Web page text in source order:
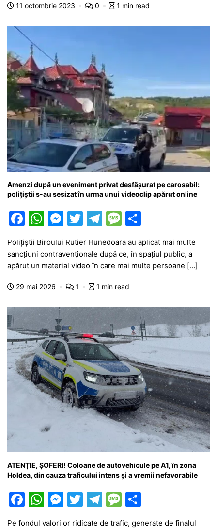
o
k
p g
m
e ă
11 octombrie 2023 0 1 min read
Amenzi după un eveniment privat desfășurat pe carosabil:
polițiștii s-au sesizat în urma unui videoclip apărut online
F
a
c
e
b
o
k
W
at
s
A
p
M
s
s
e
g
er
T
itt
er
T
e
gr
a
M
s
s
a
e
ar
ta
je
ă
Polițiștii Biroului Rutier Hunedoara au aplicat mai multe
sancțiuni contravenționale după ce, în spațiul public, a
apărut un material video în care mai multe persoane […]
29 mai 2026 1 1 min read
ATENȚIE, ȘOFERI! Coloane de autovehicule pe A1, în zona
Holdea, din cauza traficului intens și a vremii nefavorabile
F
W M T
T
M
e
Pe fondul valorilor ridicate de trafic, generate de finalul